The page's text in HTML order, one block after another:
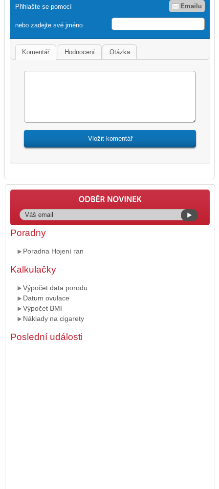
Přihlašte se pomocí Emailu
nebo zadejte své jméno
Komentář Hodnocení Otázka
Poradny
Poradna Hojení ran
Kalkulačky
Výpočet data porodu
Datum ovulace
Výpočet BMI
Náklady na cigarety
Poslední události